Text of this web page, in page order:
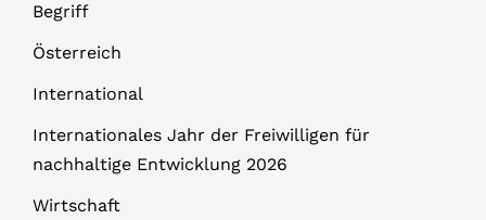
Begriff
Österreich
International
Internationales Jahr der Freiwilligen für
nachhaltige Entwicklung 2026
Wirtschaft